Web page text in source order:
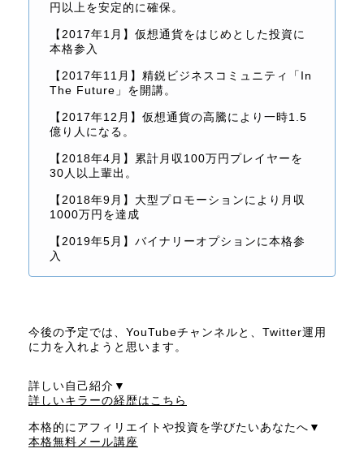
円以上を安定的に確保。
【2017年1月】仮想通貨をはじめとした投資に
本格参入
【2017年11月】精鋭ビジネスコミュニティ「In
The Future」を開講。
【2017年12月】仮想通貨の高騰により一時1.5
億り人になる。
【2018年4月】累計月収100万円プレイヤーを
30人以上輩出。
【2018年9月】大型プロモーションにより月収
1000万円を達成
【2019年5月】バイナリーオプションに本格参
入
今後の予定では、YouTubeチャンネルと、Twitter運用
に力を入れようと思います。
詳しい自己紹介▼
詳しいキラーの経歴はこちら
本格的にアフィリエイトや投資を学びたいあなたへ▼
本格無料メール講座